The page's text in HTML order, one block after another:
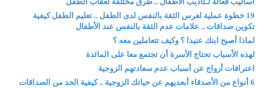
19 خطوة عملية لغرس الثقة بالنفس لدى الطفل .. تعليم الطفل كيفية
تكوين صداقات .. علامات عدم الثقة بالنفس عند الأطفال
لماذا أصبح ابنك عنيدا ؟ وكيف تتعاملين معه ؟
لهذه الأسباب تحتاج الأسرة أن تجتمع معا على المائدة
اعترافات أزواج عن أسباب عدم سعادتهم الزوجية
6 أنواع من الأصدقاء أبعديهم عن حياتك الزوجية .. كيفية الحد من الصداقات